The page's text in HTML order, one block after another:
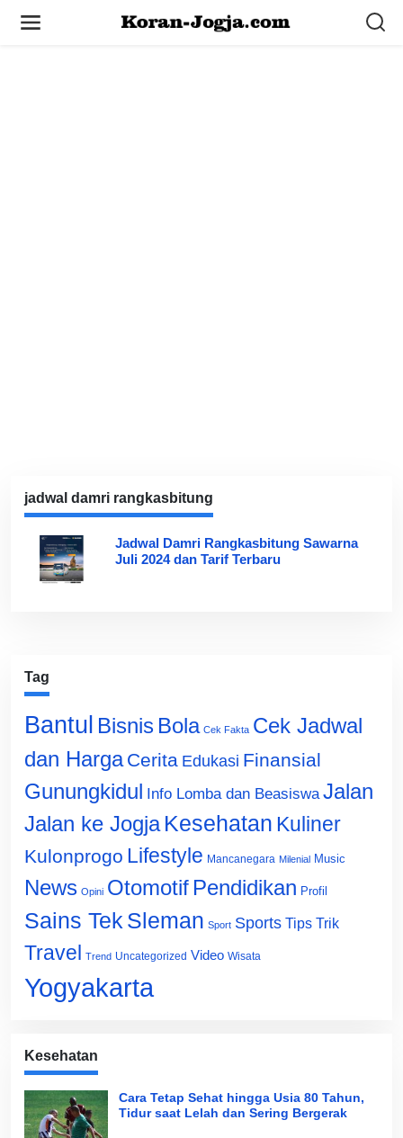
jadwal damri rangkasbitung
Jadwal Damri Rangkasbitung Sawarna
Juli 2024 dan Tarif Terbaru
Tag
Bantul Bisnis Bola Cek Fakta Cek Jadwal
dan Harga Cerita Edukasi Finansial
Gunungkidul Info Lomba dan Beasiswa Jalan
Jalan ke Jogja Kesehatan Kuliner
Kulonprogo Lifestyle Mancanegara Milenial Music
News Opini Otomotif Pendidikan Profil
Sains Tek Sleman Sport Sports Tips Trik
Travel Trend Uncategorized Video Wisata
Yogyakarta
Kesehatan
Cara Tetap Sehat hingga Usia 80 Tahun,
Tidur saat Lelah dan Sering Bergerak